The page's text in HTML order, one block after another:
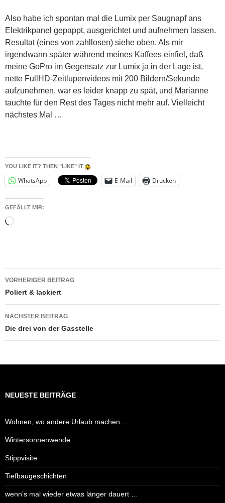
Also habe ich spontan mal die Lumix per Saugnapf ans
Elektrikpanel gepappt, ausgerichtet und aufnehmen lassen.
Resultat (eines von zahllosen) siehe oben. Als mir
irgendwann später während meines Kaffees einfiel, daß
meine GoPro im Gegensatz zur Lumix ja in der Lage ist,
nette FullHD-Zeitlupenvideos mit 200 Bildern/Sekunde
aufzunehmen, war es leider knapp zu spät, und Marianne
tauchte für den Rest des Tages nicht mehr auf. Vielleicht
nächstes Mal …
YOU LIKE IT? THEN "LIKE" IT
WhatsApp E-Mail Drucken
GEFÄLLT MIR:
Wird
Beitragsnavigation
VORHERIGER BEITRAG
Poliert & lackiert
NÄCHSTER BEITRAG
Die drei von der Gasstelle
NEUESTE BEITRÄGE
Wohnen, wo andere Urlaub machen …
Wintersonnenwende
Stippvisite
Tiefbaugeschichten
wenn’s mal wieder etwas länger dauert …